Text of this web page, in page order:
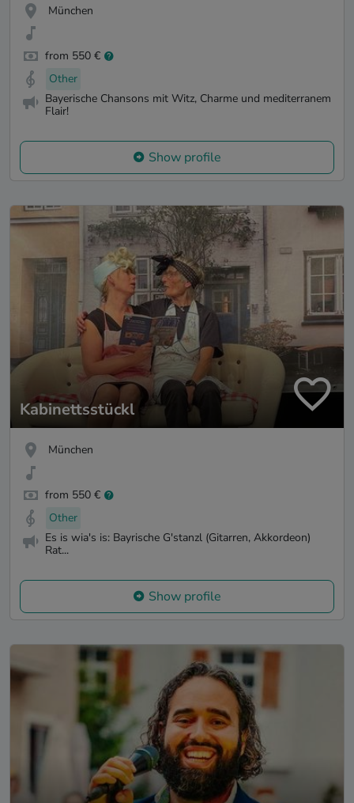
München
from 550 €
Other
Bayerische Chansons mit Witz, Charme und mediterranem
Flair!
Show profile
Kabinettsstückl
München
from 550 €
Other
Es is wia's is: Bayrische G'stanzl (Gitarren, Akkordeon)
Rat...
Show profile